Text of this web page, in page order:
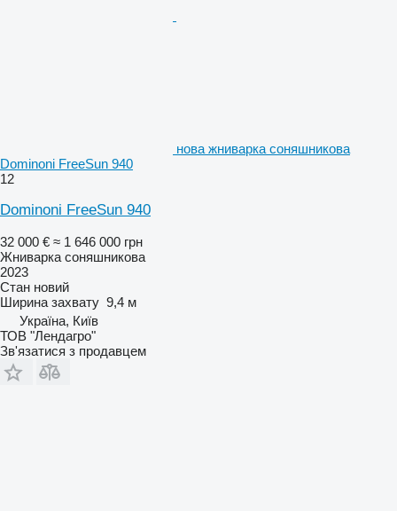
нова жниварка соняшникова
Dominoni FreeSun 940
12
Dominoni FreeSun 940
32 000 € ≈ 1 646 000 грн
Жниварка соняшникова
2023
Стан новий
Ширина захвату 9,4 м
Україна, Київ
ТОВ "Лендагро"
Зв'язатися з продавцем